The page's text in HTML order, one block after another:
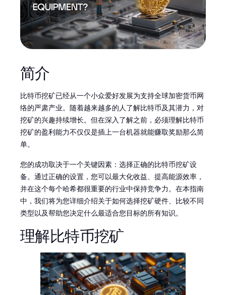
简介
比特币挖矿已经从一个小众爱好发展为支持全球加密货币网
络的严肃产业。随着越来越多的人了解比特币及其潜力，对
挖矿的兴趣持续增长。但在深入了解之前，必须理解比特币
挖矿的盈利能力不仅仅是插上一台机器就能赚取奖励那么简
单。
您的成功取决于一个关键因素：选择正确的比特币挖矿设
备。通过正确的设置，您可以最大化收益、提高能源效率，
并在这个每个哈希都很重要的行业中保持竞争力。在本指南
中，我们将为您详细介绍关于如何选择挖矿硬件、比较不同
类型以及帮助您决定什么最适合您目标的所有知识。
理解比特币挖矿